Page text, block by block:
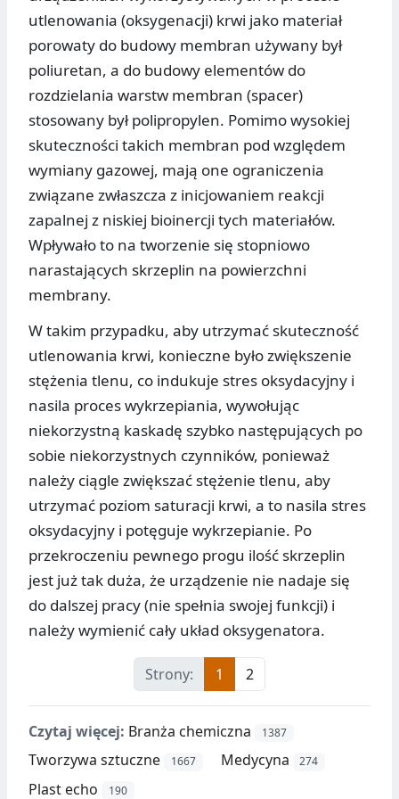
utlenowania (oksygenacji) krwi jako materiał
porowaty do budowy membran używany był
poliuretan, a do budowy elementów do
rozdzielania warstw membran (spacer)
stosowany był polipropylen. Pomimo wysokiej
skuteczności takich membran pod względem
wymiany gazowej, mają one ograniczenia
związane zwłaszcza z inicjowaniem reakcji
zapalnej z niskiej bioinercji tych materiałów.
Wpływało to na tworzenie się stopniowo
narastających skrzeplin na powierzchni
membrany.
W takim przypadku, aby utrzymać skuteczność
utlenowania krwi, konieczne było zwiększenie
stężenia tlenu, co indukuje stres oksydacyjny i
nasila proces wykrzepiania, wywołując
niekorzystną kaskadę szybko następujących po
sobie niekorzystnych czynników, ponieważ
należy ciągle zwiększać stężenie tlenu, aby
utrzymać poziom saturacji krwi, a to nasila stres
oksydacyjny i potęguje wykrzepianie. Po
przekroczeniu pewnego progu ilość skrzeplin
jest już tak duża, że urządzenie nie nadaje się
do dalszej pracy (nie spełnia swojej funkcji) i
należy wymienić cały układ oksygenatora.
Strony: 1 2
Czytaj więcej: Branża chemiczna 1387
Tworzywa sztuczne 1667 Medycyna 274
Plast echo 190